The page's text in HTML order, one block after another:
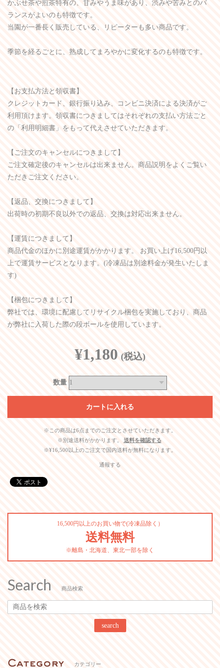
かぶせ茶や煎茶特有の、甘みやうま味があり、渋みや苦みとのバ
ランスがよいのも特徴です。
当園が一番長く販売している、リピーターも多い商品です。
季節を経るごとに、熟成してまろやかに変化するのも特徴です。
【お支払方法と領収書】
クレジットカード、銀行振り込み、コンビニ決済による決済がご
利用頂けます。領収書につきましてはそれぞれの支払い方法ごと
の「利用明細書」をもって代えさせていただきます。
【ご注文のキャンセルにつきまして】
ご注文確定後のキャンセルは出来ません。商品説明をよくご覧い
ただきご注文ください。
【返品、交換につきまして】
出荷時の初期不良以外での返品、交換は対応出来ません。
【運賃につきまして】
商品代金のほかに別途運賃がかかります。 お買い上げ16,500円以
上で運賃サービスとなります。(冷凍品は別途料金が発生いたしま
す)
【梱包につきまして】
弊社では、環境に配慮してリサイクル梱包を実施しており、商品
が弊社に入荷した際の段ボールを使用しています。
¥1,180 (税込)
数量
※この商品は6点までのご注文とさせていただきます。
※別途送料がかかります。
送料を確認する
※¥16,500以上のご注文で国内送料が無料になります。
通報する
16,500円以上のお買い物で(冷凍品除く）
送料無料
※離島・北海道、東北一部を除く
Search 商品検索
search
カテゴリー